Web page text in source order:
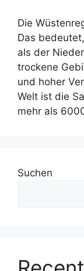
Die
Das
als der
trockene
und hoher
Welt ist die
mehr als
Suchen